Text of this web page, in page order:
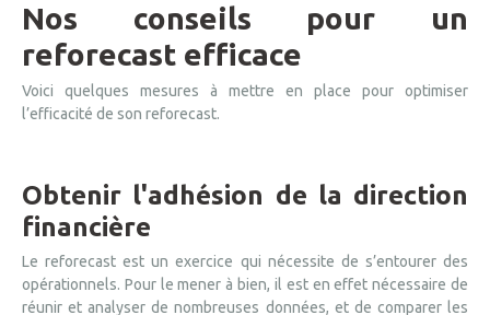
Nos conseils pour un
reforecast efficace
Voici quelques mesures à mettre en place pour optimiser
l’efficacité de son reforecast.
Obtenir l'adhésion de la direction
financière
Le reforecast est un exercice qui nécessite de s’entourer des
opérationnels. Pour le mener à bien, il est en effet nécessaire de
réunir et analyser de nombreuses données, et de comparer les